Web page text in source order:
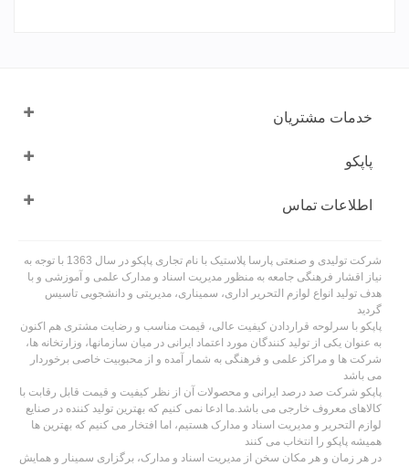
خدمات مشتریان
پاپکو
اطلاعات تماس
شرکت تولیدی و صنعتی پارسا پلاستیک با نام تجاری پاپکو در سال 1363 با توجه به
نیاز اقشار فرهنگی جامعه به منظور مدیریت اسناد و مدارک علمی و آموزشی و با
هدف تولید انواع لوازم التحریر اداری، سمیناری، مدیریتی و دانشجویی تاسیس
گردید
پاپکو با سرلوحه قراردادن کیفیت عالی، قیمت مناسب و رضایت مشتری هم اکنون
به عنوان یکی از تولید کنندگان مورد اعتماد ایرانی در میان سازمانها، وزارتخانه ها،
شرکت ها و مراکز علمی و فرهنگی به شمار آمده و از محبوبیت خاصی برخوردار
می باشد
پاپکو شرکت صد درصد ایرانی و محصولات آن از نظر کیفیت و قیمت قابل رقابت با
کالاهای معروف خارجی می باشد.ما ادعا نمی کنیم که بهترین تولید کننده در صنایع
لوازم التحریر و مدیریت اسناد و مدارک هستیم، اما افتخار می کنیم که بهترین ها
همیشه پاپکو را انتخاب می کنند
در هر زمان و هر مکان سخن از مدیریت اسناد و مدارک، برگزاری سمینار و همایش